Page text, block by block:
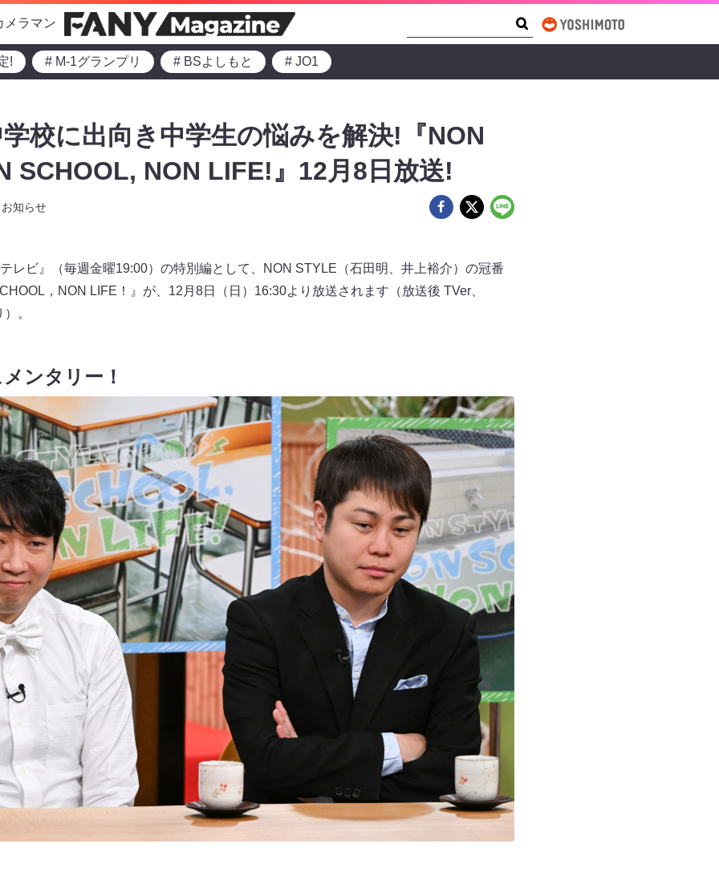
メラマン
! # M-1グランプリ # BSよしもと # JO1
校に出向き中学生の悩みを解決!『NON
SCHOOL, NON LIFE!』12月8日放送!
お知らせ
レビ』（毎週金曜19:00）の特別編として、NON STYLE（石田明、井上裕介）の冠番
，NON LIFE！』が、12月8日（日）16:30より放送されます（放送後 TVer、
。
ンタリー！